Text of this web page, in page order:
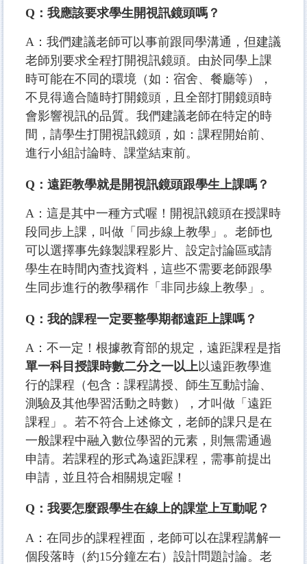
Q：我應該要求學生開視訊鏡頭嗎？
A：我們建議老師可以事前跟同學溝通，但建議
老師別要求全程打開視訊鏡頭。由於同學上課
時可能在不同的環境（如：宿舍、餐廳等），
不見得適合隨時打開鏡頭，且全部打開鏡頭時
會影響視訊的品質。我們建議老師在特定的時
間，請學生打開視訊鏡頭，如：課程開始前、
進行小組討論時、課堂結束前。
Q：遠距教學就是開視訊鏡頭跟學生上課嗎？
A：這是其中一種方式喔！開視訊鏡頭在授課時
段同步上課，叫做「同步線上教學」。老師也
可以選擇事先錄製課程影片、設定討論區或請
學生在時間內查找資料，這些不需要老師跟學
生同步進行的教學稱作「非同步線上教學」。
Q：我的課程一定要整學期都遠距上課嗎？
A：不一定！根據教育部的規定，遠距課程是指
單一科目授課時數二分之一以上以遠距教學進
行的課程（包含：課程講授、師生互動討論、
測驗及其他學習活動之時數），才叫做「遠距
課程」。若不符合上述條文，老師的課只是在
一般課程中融入數位學習的元素，則無需通過
申請。若課程的形式為遠距課程，需事前提出
申請，並且符合相關規定喔！
Q：我要怎麼跟學生在線上的課堂上互動呢？
A：在同步的課程裡面，老師可以在課程講解一
個段落時（約15分鐘左右）設計問題討論。老